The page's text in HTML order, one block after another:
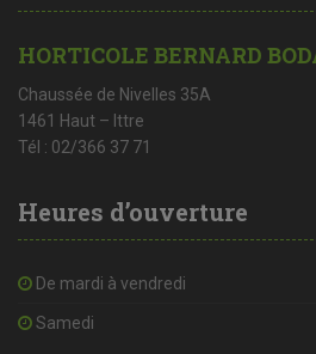
HORTICOLE BERNARD
Chaussée de Nivelles 35A
1461 Haut – Ittre
Tél : 02/366 37 71
Heures d’ouverture
De mardi à vendredi
Samedi